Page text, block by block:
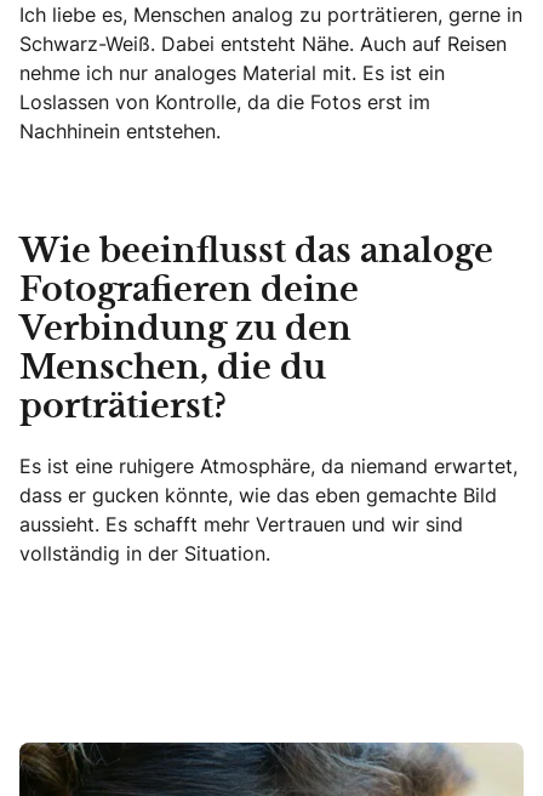
Ich liebe es, Menschen analog zu porträtieren, gerne in
Schwarz-Weiß. Dabei entsteht Nähe. Auch auf Reisen
nehme ich nur analoges Material mit. Es ist ein
Loslassen von Kontrolle, da die Fotos erst im
Nachhinein entstehen.
Wie beeinflusst das analoge
Fotografieren deine
Verbindung zu den
Menschen, die du
porträtierst?
Es ist eine ruhigere Atmosphäre, da niemand erwartet,
dass er gucken könnte, wie das eben gemachte Bild
aussieht. Es schafft mehr Vertrauen und wir sind
vollständig in der Situation.